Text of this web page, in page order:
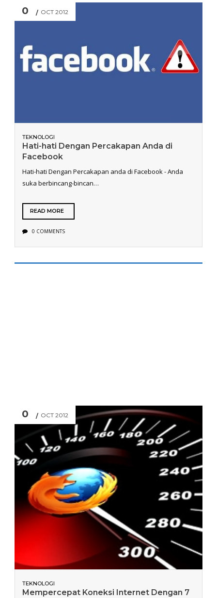
0 OCT 2012
TEKNOLOGI
Hati-hati Dengan Percakapan Anda di
Facebook
Hati-hati Dengan Percakapan anda di Facebook - Anda
suka berbincang-bincan…
READ MORE
0 COMMENTS
0 OCT 2012
TEKNOLOGI
Mempercepat Koneksi Internet Dengan 7